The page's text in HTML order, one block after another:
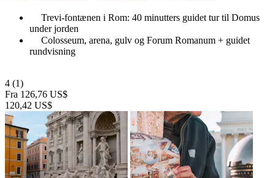
Trevi-fontænen i Rom: 40 minutters guidet tur til Domus
under jorden
Colosseum, arena, gulv og Forum Romanum + guidet
rundvisning
4 (1)
Fra 126,76 US$
120,42 US$